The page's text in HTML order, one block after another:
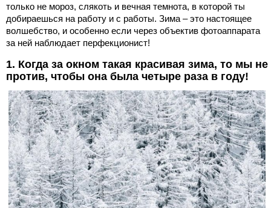
только не мороз, слякоть и вечная темнота, в которой ты
добираешься на работу и с работы. Зима – это настоящее
волшебство, и особенно если через объектив фотоаппарата
за ней наблюдает перфекционист!
1. Когда за окном такая красивая зима, то мы не
против, чтобы она была четыре раза в году!